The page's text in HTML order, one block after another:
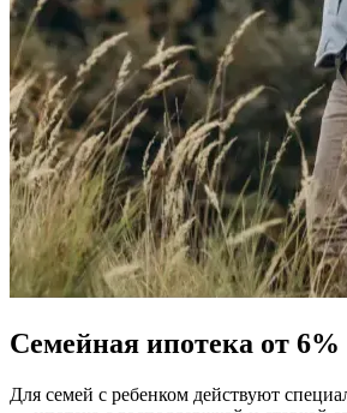
Семейная ипотека от 6%
Для семей с ребенком действуют